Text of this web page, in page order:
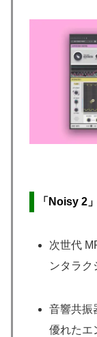
「Noisy 2
次世代
ンタラク
音響共振
優れたエ